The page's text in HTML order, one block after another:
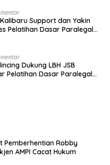
Support dan Yakin
Pelatihan Dasar Paralegal
Dukung LBH JSB
Pelatihan Dasar Paralegal
Pemberhentian Robby
AMPI Cacat Hukum